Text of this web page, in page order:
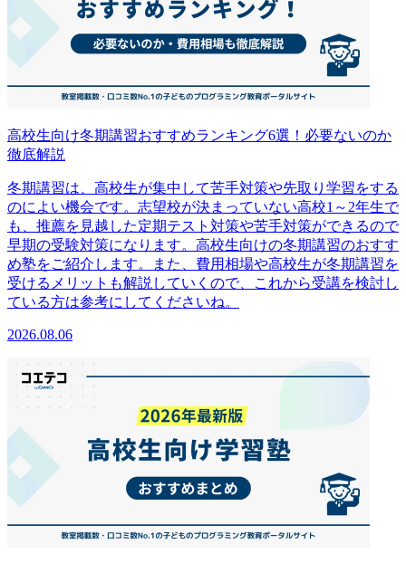
高校生向け冬期講習おすすめランキング6選！必要ないのか
徹底解説
冬期講習は、高校生が集中して苦手対策や先取り学習をする
のによい機会です。志望校が決まっていない高校1～2年生で
も、推薦を見越した定期テスト対策や苦手対策ができるので
早期の受験対策になります。高校生向けの冬期講習のおすす
め塾をご紹介します。また、費用相場や高校生が冬期講習を
受けるメリットも解説していくので、これから受講を検討し
ている方は参考にしてくださいね。
2026.08.06